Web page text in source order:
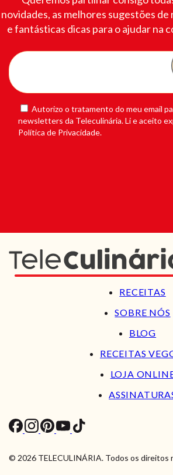
novidades, as melhores sugestões de
e fantásticas dicas para o ajudar na
Autorizo o tratamento do meu email
newsletters da Teleculinária. Li e aceito
Política de Privacidade.
RECEITAS
SOBRE NÓS
BLOG
RECEITAS
LOJA
© 2026 TELECULINÁRIA. Todos os direitos